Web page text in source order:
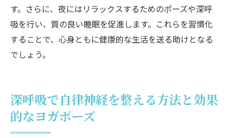
す。さらに、夜にはリラックスするためのポーズや深呼
吸を行い、質の良い睡眠を促進します。これらを習慣化
することで、心身ともに健康的な生活を送る助けとなる
でしょう。
深呼吸で自律神経を整える方法と効果
的なヨガポーズ